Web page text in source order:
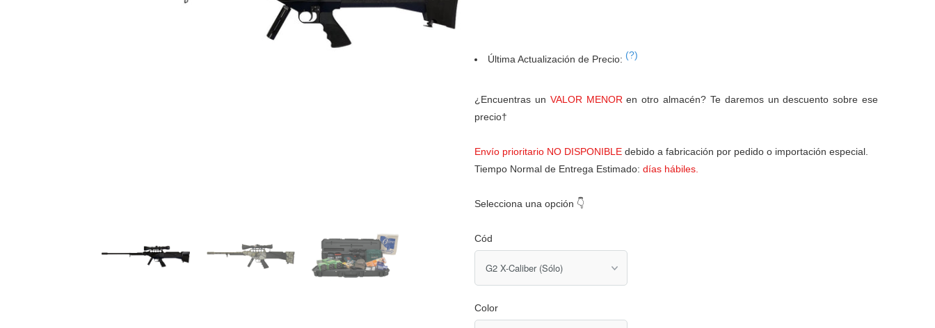
Última Actualización de Precio: (?)
¿Encuentras un VALOR MENORen otro almacén? Te daremos un descuento sobre ese
precio†
Envío prioritario NO DISPONIBLE debido a fabricación por pedido o importación especial.
Tiempo Normal de Entrega Estimado: días hábiles.
Selecciona una opción 👇
Cód
Color